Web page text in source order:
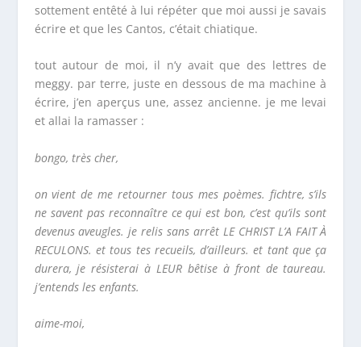
sottement entêté à lui répéter que moi aussi je savais
écrire et que les Cantos, c’était chiatique.
tout autour de moi, il n’y avait que des lettres de
meggy. par terre, juste en dessous de ma machine à
écrire, j’en aperçus une, assez ancienne. je me levai
et allai la ramasser :
bongo, très cher,
on vient de me retourner tous mes poèmes. fichtre, s’ils
ne savent pas reconnaître ce qui est bon, c’est qu’ils sont
devenus aveugles. je relis sans arrêt LE CHRIST L’A FAIT À
RECULONS. et tous tes recueils, d’ailleurs. et tant que ça
durera, je résisterai à LEUR bêtise à front de taureau.
j’entends les enfants.
aime-moi,